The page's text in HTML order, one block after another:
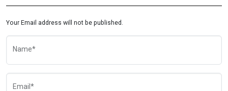
Your Email address will not be published.
Name*
Email*